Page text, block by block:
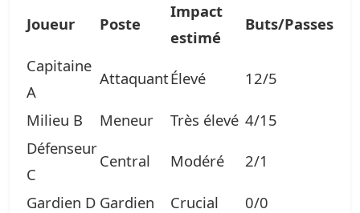
Joueur Poste
Impact
estimé
Buts/Passes
Capitaine
A
AttaquantÉlevé 12/5
Milieu B Meneur Très élevé 4/15
Défenseur
C
Central Modéré 2/1
Gardien D Gardien Crucial 0/0